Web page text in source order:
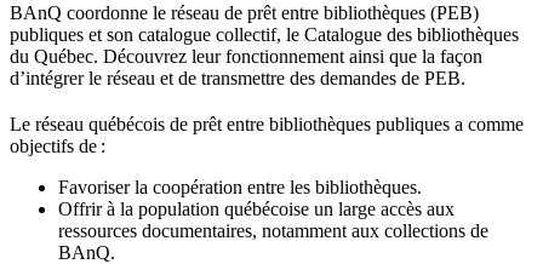
BAnQ coordonne le réseau de prêt entre bibliothèques (PEB)
publiques et son catalogue collectif, le Catalogue des bibliothèques
du Québec. Découvrez leur fonctionnement ainsi que la façon
d’intégrer le réseau et de transmettre des demandes de PEB.
Le réseau québécois de prêt entre bibliothèques publiques a comme
objectifs de :
Favoriser la coopération entre les bibliothèques.
Offrir à la population québécoise un large accès aux
ressources documentaires, notamment aux collections de
BAnQ.